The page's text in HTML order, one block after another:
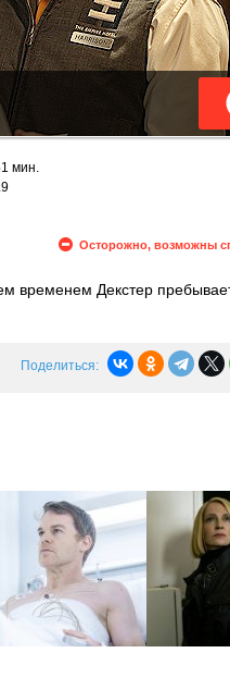
мин.
Осторожно, возможны
временем Декстер
Узнав о том, что
Поделиться: